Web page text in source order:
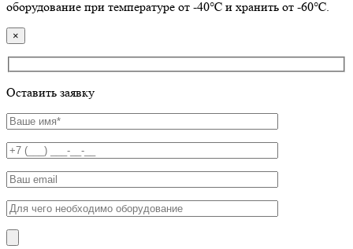
оборудование при температуре от -40℃ и хранить от -60℃.
×
Оставить заявку